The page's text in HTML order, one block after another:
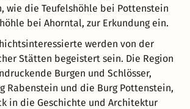
wie die Teufelshöhle bei Pottenstein
bei Ahorntal, zur Erkundung ein.
werden von der
Stätten begeistert sein. Die Region
Burgen und Schlösser,
Rabenstein und die Burg Pottenstein,
in die Geschichte und Architektur